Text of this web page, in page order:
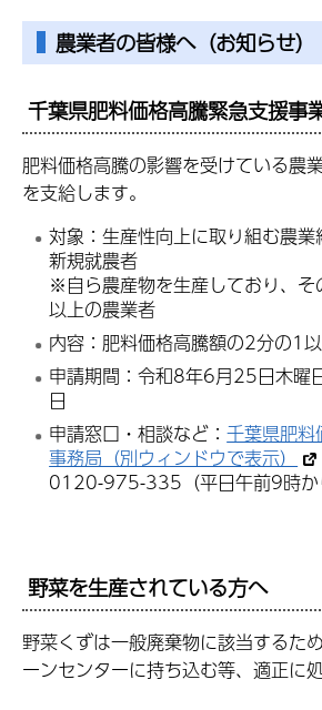
農業者の皆様へ（お知らせ）
千葉県肥料価格高騰緊急支援事
肥料価格高騰の影響を受けている農
を支給します。
対象：生産性向上に取り組む農業
新規就農者
※自ら農産物を生産しており、
以上の農業者
内容：肥料価格高騰額の2分の1
申請期間：令和8年6月25日木曜
日
申請窓口・相談など：千葉県肥
事務局（別ウィンドウで表示）
0120-975-335（平日午前9時か
野菜を生産されている方へ
野菜くずは一般廃棄物に該当するた
ーンセンターに持ち込む等、適正に